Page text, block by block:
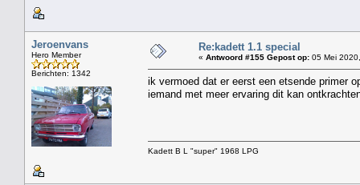
Jeroenvans
Hero Member
Berichten: 1342
Re:kadett 1.1 special
« Antwoord #155 Gepost op: 05 Mei
ik vermoed dat er eerst een etsende primer
iemand met meer ervaring dit kan
Kadett B L "super" 1968 LPG